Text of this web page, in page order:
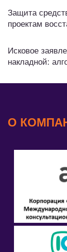
Защита
проектам
Исковое
накладной:
О